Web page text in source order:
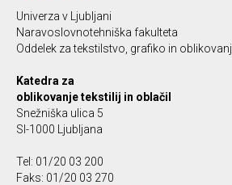
Univerza v Ljubljani
Naravoslovnotehniška fakulteta
Oddelek za tekstilstvo, grafiko in
Katedra za
oblikovanje tekstilij in oblačil
Snežniška ulica 5
SI-1000 Ljubljana
Tel: 01/20 03 200
Faks: 01/20 03 270